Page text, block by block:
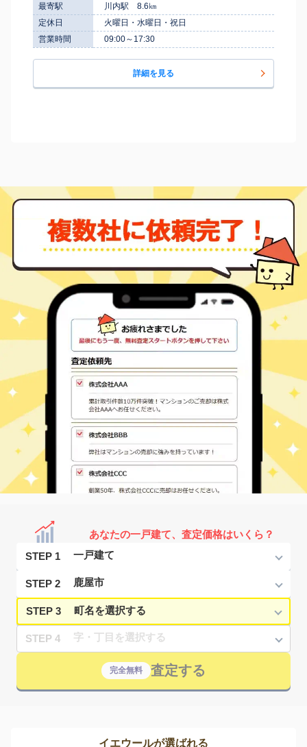
最寄駅
川内駅 8.6㎞
定休日
火曜日・水曜日・祝日
営業時間
09:00～17:30
詳細を見る
あなたの一戸建て、査定価格はいくら？
STEP 1
STEP 2
STEP 3
STEP 4
完全無料 査定する
イエウールが選ばれる